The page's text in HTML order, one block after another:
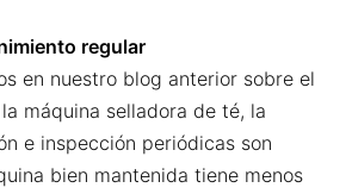
regular
en nuestro blog anterior sobre el
máquina selladora de té, la
e inspección periódicas son
bien mantenida tiene menos